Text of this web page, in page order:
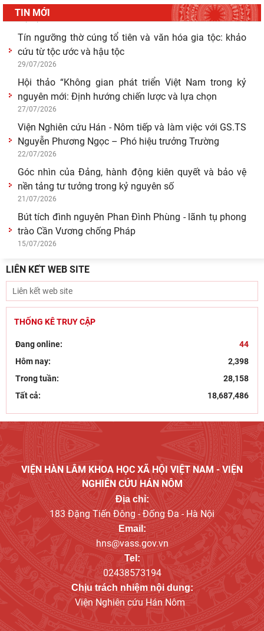
TIN MỚI
thống thực thi quyền hành pháp ở Việt Nam hiện
29/07/2026
Tín ngưỡng thờ cúng tổ tiên và văn hóa gia tộc: khảo
cứu từ tộc ước và hậu tộc
29/07/2026
Hội thảo “Không gian phát triển Việt Nam trong kỷ
nguyên mới: Định hướng chiến lược và lựa chọn
27/07/2026
Viện Nghiên cứu Hán - Nôm tiếp và làm việc với GS.TS
Nguyễn Phương Ngọc – Phó hiệu trưởng Trường
22/07/2026
Góc nhìn của Đảng, hành động kiên quyết và bảo vệ
nền tảng tư tưởng trong kỷ nguyên số
21/07/2026
Bút tích đình nguyên Phan Đình Phùng - lãnh tụ phong
trào Cần Vương chống Pháp
15/07/2026
LIÊN KẾT WEB SITE
THỐNG KÊ TRUY CẬP
Đang online:
44
Hôm nay:
2,398
Trong tuần:
28,158
Tất cả:
18,687,486
VIỆN HÀN LÂM KHOA HỌC XÃ HỘI VIỆT NAM - VIỆN
NGHIÊN CỨU HÁN NÔM
Địa chỉ:
183 Đặng Tiến Đông - Đống Đa - Hà Nội
Email:
hns@vass.gov.vn
Tel:
02438573194
Chịu trách nhiệm nội dung:
Viện Nghiên cứu Hán Nôm